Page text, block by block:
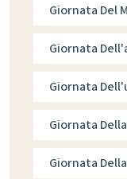
Giornata Del
Giornata
Giornata
Giornata
Giornata